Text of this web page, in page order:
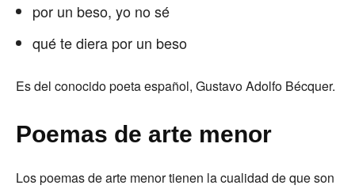
por un beso, yo no sé
qué te diera por un beso
Es del conocido poeta español, Gustavo Adolfo Bécquer.
Poemas de arte menor
Los poemas de arte menor tienen la cualidad de que son